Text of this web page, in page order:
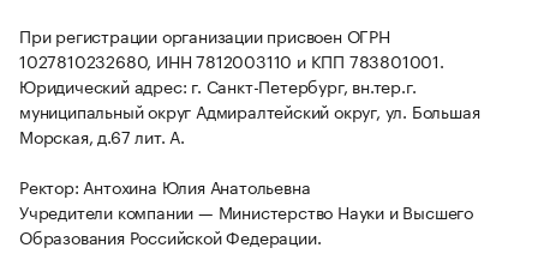
При регистрации организации присвоен ОГРН
1027810232680, ИНН 7812003110 и КПП 783801001.
Юридический адрес: г. Санкт-Петербург, вн.тер.г.
муниципальный округ Адмиралтейский округ, ул. Большая
Морская, д.67 лит. А.
Ректор: Антохина Юлия Анатольевна
Учредители компании — Министерство Науки и Высшего
Образования Российской Федерации.